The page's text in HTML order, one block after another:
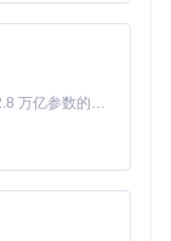
Kimi K3 是Kimi能力最强的模型：这是一个拥有 2.8 万亿参数的混合专家（MoE）模型，具备原生视觉理解能力，并支持 100 万 token 的上下文窗口。